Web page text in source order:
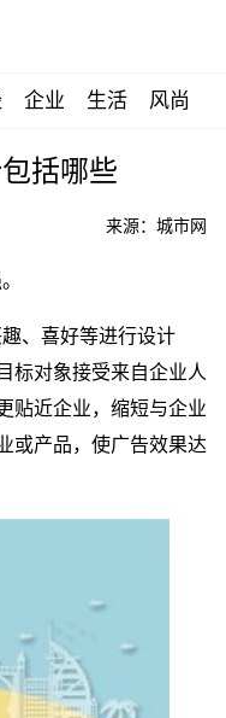
企业 生活 风尚
括哪些
来源：城市网
、喜好等进行设计
标对象接受来自企业人
贴近企业，缩短与企业
或产品，使广告效果达